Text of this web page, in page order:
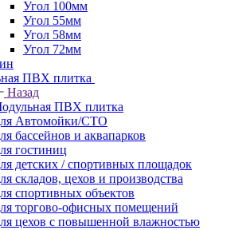
Угол 100мм
Угол 55мм
Угол 58мм
Угол 72мм
ПВХ плитка
Назад
ПВХ плитка
Автомойки/СТО
бассейнов и аквапарков
гостиниц
детских / спортивных площадок
складов, цехов и производства
спортивных объектов
торгово-офисных помещений
цехов с повышенной влажностью